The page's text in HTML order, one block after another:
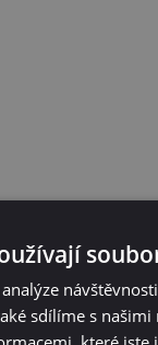
bylo
sdílíme s